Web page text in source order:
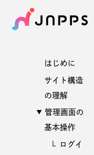
はじめに
サイト構造
の理解
管理画面の
基本操作
ログイ